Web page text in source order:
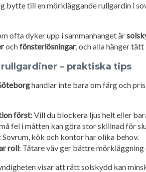
bytte till en mörkläggande rullgardin i
ofta dyker upp i sammanhanget är
ochfönsterlösningar, och alla hänger
– praktiska tips
handlar inte bara om färg och
först: Vill du blockera ljus helt eller
fel i måtten kan göra stor skillnad för
Sovrum, kök och kontor har olika behov.
roll: Tätare väv ger bättre mörkläggning
visar att rätt solskydd kan